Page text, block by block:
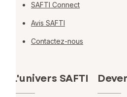
SAFTI Connect
Avis SAFTI
Contactez-nous
L'univers SAFTI